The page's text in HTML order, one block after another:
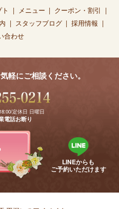
メニュー
クーポン・割引
スタッフブログ
採用情報
合わせ
軽にご相談ください。
定休日 日曜日
電話お断り
LINEからも
ご予約いただけます